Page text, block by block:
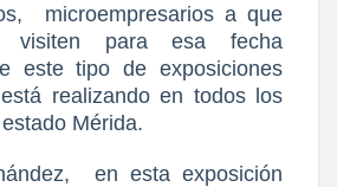
microempresarios a que
visiten para esa fecha
este tipo de exposiciones
realizando en todos los
Mérida.
en esta exposición